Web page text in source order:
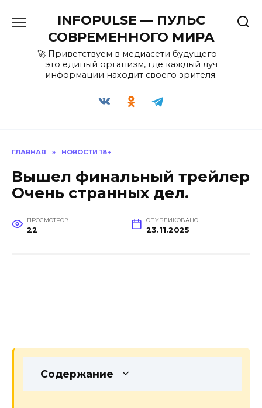
содержанию
INFOPULSE — ПУЛЬС
СОВРЕМЕННОГО МИРА
🚀 Приветствуем в медиасети будущего—
это единый организм, где каждый луч
информации находит своего зрителя.
ГЛАВНАЯ » НОВОСТИ 18+
Вышел финальный трейлер
Очень странных дел.
ПРОСМОТРОВ
22
ОПУБЛИКОВАНО
23.11.2025
Содержание